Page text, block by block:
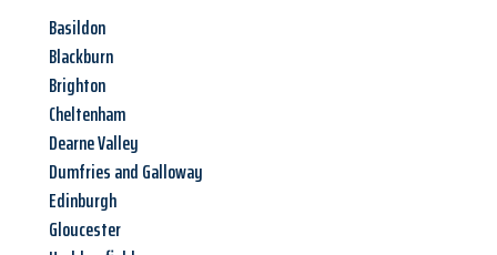
Basildon
Blackburn
Brighton
Cheltenham
Dearne Valley
Dumfries and Galloway
Edinburgh
Gloucester